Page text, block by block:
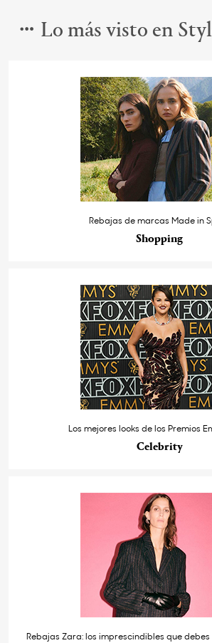
Lo más visto en
Rebajas de marcas Made in
Shopping
Los mejores looks de los Premios
Celebrity
Rebajas Zara: los imprescindibles que